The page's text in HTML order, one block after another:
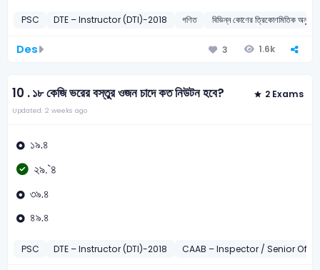
PSC DTE – Instructor (DTI)-2018 গণিত বিভিন্ন কোণের ত্রিকোণমিতিক অনুপাত
Des 3 1.6k
10 .১৮ কেজি ভরের বস্তুর ওজন চাদে কত নিউটন হবে? 2 Exams
Updated: 2 weeks ago
১৯.৪
২৯.`৪
৩৯.৪
৪৯.৪
PSC DTE – Instructor (DTI)-2018 CAAB – Inspector / Senior